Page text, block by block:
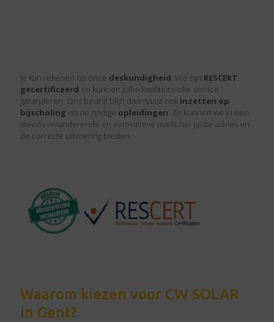
Je kan rekenen op onze deskundigheid. We zijn RESCERT
gecertificeerd en kunnen jullie kwaliteitsvolle service
garanderen. Ons bedrijf blijft daarnaast ook inzetten op
bijscholing en de nodige opleidingen. Zo kunnen we in een
steeds veranderende en innovatieve markt het juiste advies en
de correcte uitvoering bieden.
Waarom kiezen voor CW SOLAR
in Gent?